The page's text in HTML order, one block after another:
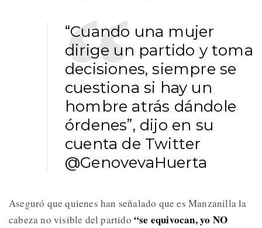
“Cuando una mujer
dirige un partido y toma
decisiones, siempre se
cuestiona si hay un
hombre atrás dándole
órdenes”, dijo en su
cuenta de Twitter
@GenovevaHuerta
Aseguró que quienes han señalado que es Manzanilla la
cabeza no visible del partido “se equivocan, yo NO